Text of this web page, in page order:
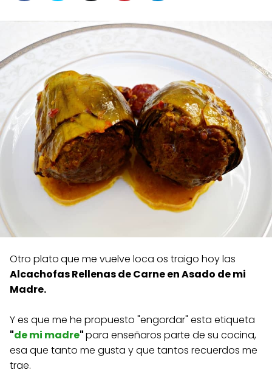
Otro platoque me vuelve loca os traigo hoy las
Alcachofas Rellenas de Carne en Asado de mi
Madre.
Y es que me he propuesto "engordar" esta etiqueta
"de mi madre"para enseñaros parte de su cocina,
esa que tanto me gusta y que tantos recuerdos me
trae.